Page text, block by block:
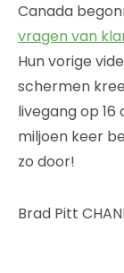
Canada
vragen van
Hun vorige
schermen
livegang op 16
miljoen keer
zo door!
Brad Pitt